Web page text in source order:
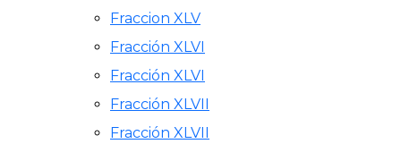
Fraccion XLV
Fracción XLVI
Fracción XLVI
Fracción XLVII
Fracción XLVII